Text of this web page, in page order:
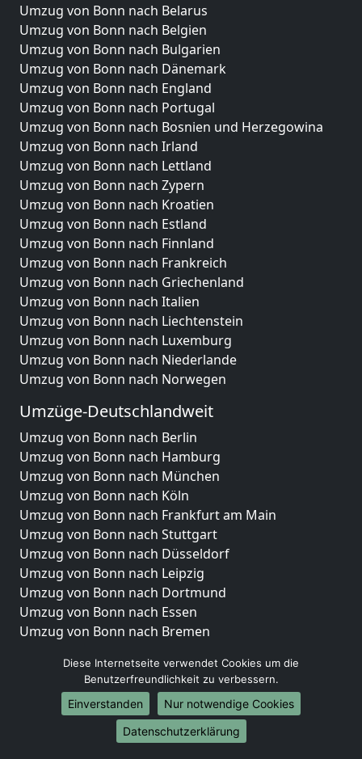
Umzug von Bonn nach Belarus
Umzug von Bonn nach Belgien
Umzug von Bonn nach Bulgarien
Umzug von Bonn nach Dänemark
Umzug von Bonn nach England
Umzug von Bonn nach Portugal
Umzug von Bonn nach Bosnien und Herzegowina
Umzug von Bonn nach Irland
Umzug von Bonn nach Lettland
Umzug von Bonn nach Zypern
Umzug von Bonn nach Kroatien
Umzug von Bonn nach Estland
Umzug von Bonn nach Finnland
Umzug von Bonn nach Frankreich
Umzug von Bonn nach Griechenland
Umzug von Bonn nach Italien
Umzug von Bonn nach Liechtenstein
Umzug von Bonn nach Luxemburg
Umzug von Bonn nach Niederlande
Umzug von Bonn nach Norwegen
Umzüge-Deutschlandweit
Umzug von Bonn nach Berlin
Umzug von Bonn nach Hamburg
Umzug von Bonn nach München
Umzug von Bonn nach Köln
Umzug von Bonn nach Frankfurt am Main
Umzug von Bonn nach Stuttgart
Umzug von Bonn nach Düsseldorf
Umzug von Bonn nach Leipzig
Umzug von Bonn nach Dortmund
Umzug von Bonn nach Essen
Umzug von Bonn nach Bremen
Umzug von Bonn nach Hannover
Umzug von Bonn nach Nürnberg
Umzug von Bonn nach Duisburg
Umzug von Bonn nach Bochum
Umzug von Bonn nach Wuppertal
Diese Internetseite verwendet Cookies um die
Benutzerfreundlichkeit zu verbessern.
Einverstanden
Nur notwendige Cookies
Datenschutzerklärung